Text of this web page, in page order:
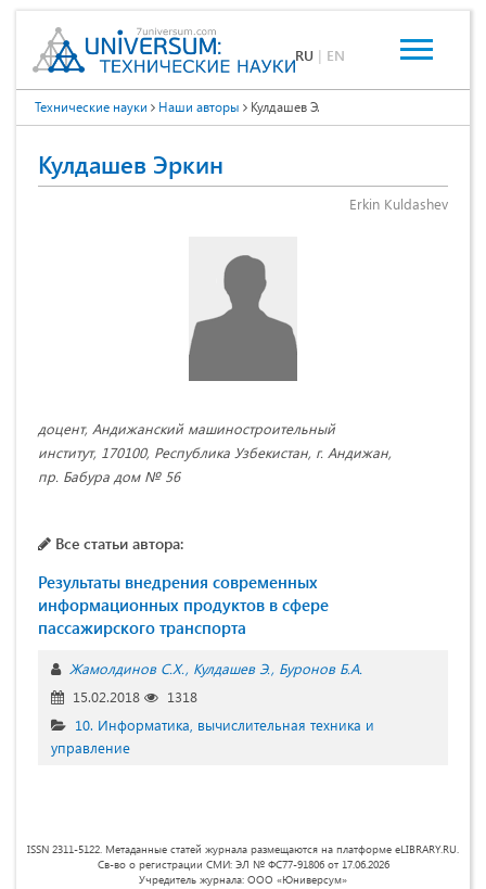
RU | EN
Технические науки Наши авторы Кулдашев Э.
Кулдашев Эркин
Erkin Kuldashev
доцент, Андижанский машиностроительный
институт, 170100, Республика Узбекистан, г. Андижан,
пр. Бабура дом № 56
Все статьи автора:
Результаты внедрения современных
информационных продуктов в сфере
пассажирского транспорта
Жамолдинов С.Х. Кулдашев Э. Буронов Б.А.
15.02.2018
1318
10. Информатика, вычислительная техника и
управление
ISSN 2311-5122. Метаданные статей журнала размещаются на платформе eLIBRARY.RU.
Св-во о регистрации СМИ: ЭЛ № ФС77-91806 от 17.06.2026
Учредитель журнала: ООО «Юниверсум»